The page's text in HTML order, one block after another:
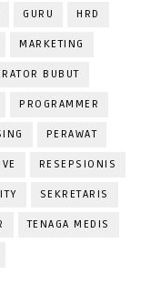
GURU HRD
MARKETING
BUBUT
PROGRAMMER
PERAWAT
RESEPSIONIS
SEKRETARIS
TENAGA MEDIS